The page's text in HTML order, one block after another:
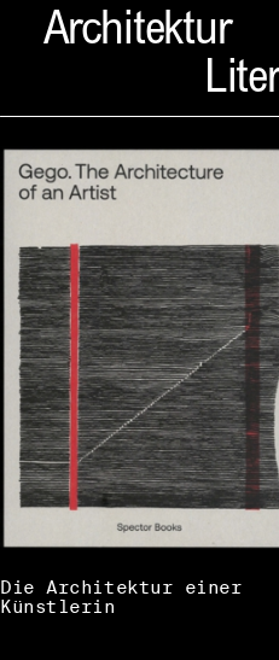
Architektur
Die Architektur einer
Künstlerin